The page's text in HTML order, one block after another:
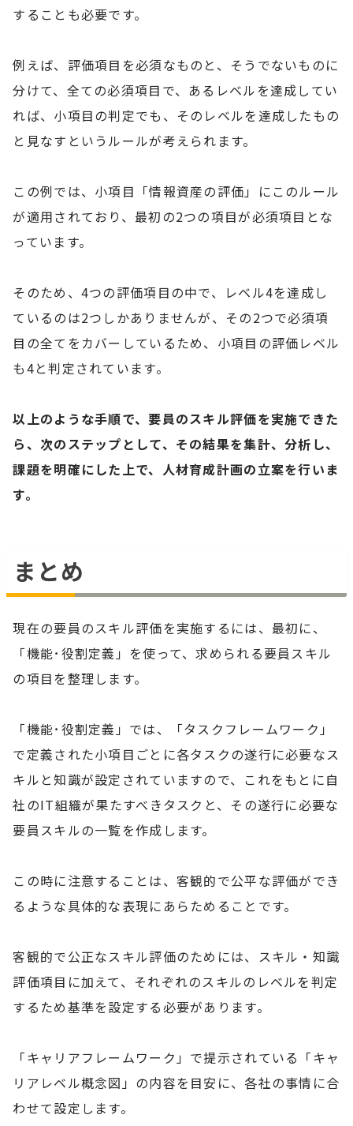
することも必要です。
例えば、評価項目を必須なものと、そうでないものに
分けて、全ての必須項目で、あるレベルを達成してい
れば、小項目の判定でも、そのレベルを達成したもの
と見なすというルールが考えられます。
この例では、小項目「情報資産の評価」にこのルール
が適用されており、最初の2つの項目が必須項目とな
っています。
そのため、4つの評価項目の中で、レベル4を達成し
ているのは2つしかありませんが、その2つで必須項
目の全てをカバーしているため、小項目の評価レベル
も4と判定されています。
以上のような手順で、要員のスキル評価を実施できた
ら、次のステップとして、その結果を集計、分析し、
課題を明確にした上で、人材育成計画の立案を行いま
す。
まとめ
現在の要員のスキル評価を実施するには、最初に、
「機能･役割定義」を使って、求められる要員スキル
の項目を整理します。
「機能･役割定義」では、「タスクフレームワーク」
で定義された小項目ごとに各タスクの遂行に必要なス
キルと知識が設定されていますので、これをもとに自
社のIT組織が果たすべきタスクと、その遂行に必要な
要員スキルの一覧を作成します。
この時に注意することは、客観的で公平な評価ができ
るような具体的な表現にあらためることです。
客観的で公正なスキル評価のためには、スキル・知識
評価項目に加えて、それぞれのスキルのレベルを判定
するため基準を設定する必要があります。
「キャリアフレームワーク」で提示されている「キャ
リアレベル概念図」の内容を目安に、各社の事情に合
わせて設定します。